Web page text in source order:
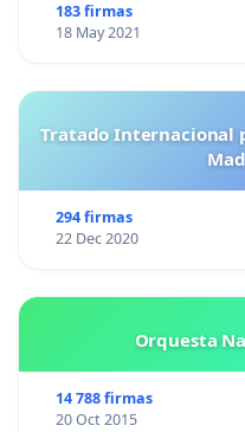
183 firmas
18 May 2021
Tratado Internacional
294 firmas
22 Dec 2020
Orquesta
14 788 firmas
20 Oct 2015